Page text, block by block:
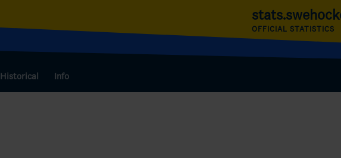
Historical Info
OFFICIAL STATISTICS